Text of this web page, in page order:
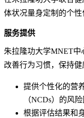
体状况量身定制的个性
服务提供
朱拉隆功大学MNET中
改善行为习惯，保持健
提供个性化的营
（NCDs）的风
根据评估结果和